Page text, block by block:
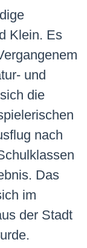
Klein. Es
und
die
nach
Das
im
der Stadt